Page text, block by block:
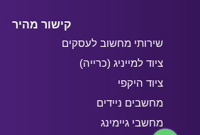
קישור מהיר
שירותי מחשוב לעסקים
ציוד למייניג (כרייה)
ציוד היקפי
מחשבים ניידים
מחשבי גיימינג